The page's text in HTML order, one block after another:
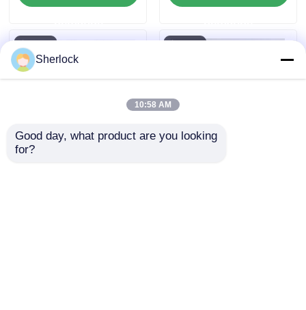
usines
Sherlock
10:58 AM
Good day, what product are you looking
for?